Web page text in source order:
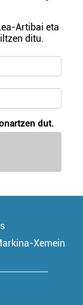
Artibai eta
ditu.
dut.
Xemein